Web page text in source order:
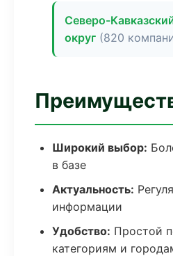
Северо-
округ (820
Широкий выбор:
в базе
Актуальность:
информации
Удобство: Простой
категориям и